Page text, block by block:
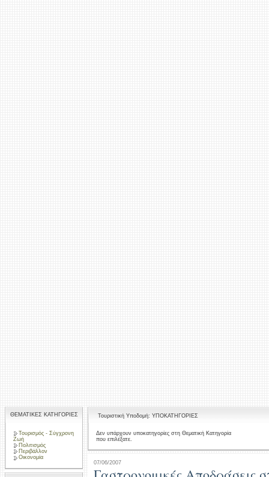
ΘΕΜΑΤΙΚΕΣ ΚΑΤΗΓΟΡΙΕΣ
Τουρισμός - Σύγχρονη
Ζωή
Πολιτισμός
Περιβάλλον
Οικονομία
Τουριστική Υποδομή: ΥΠΟΚΑΤΗΓΟΡΙΕΣ
Δεν υπάρχουν υποκατηγορίες στη Θεματική Κατηγορία
που επιλέξατε.
07/06/2007